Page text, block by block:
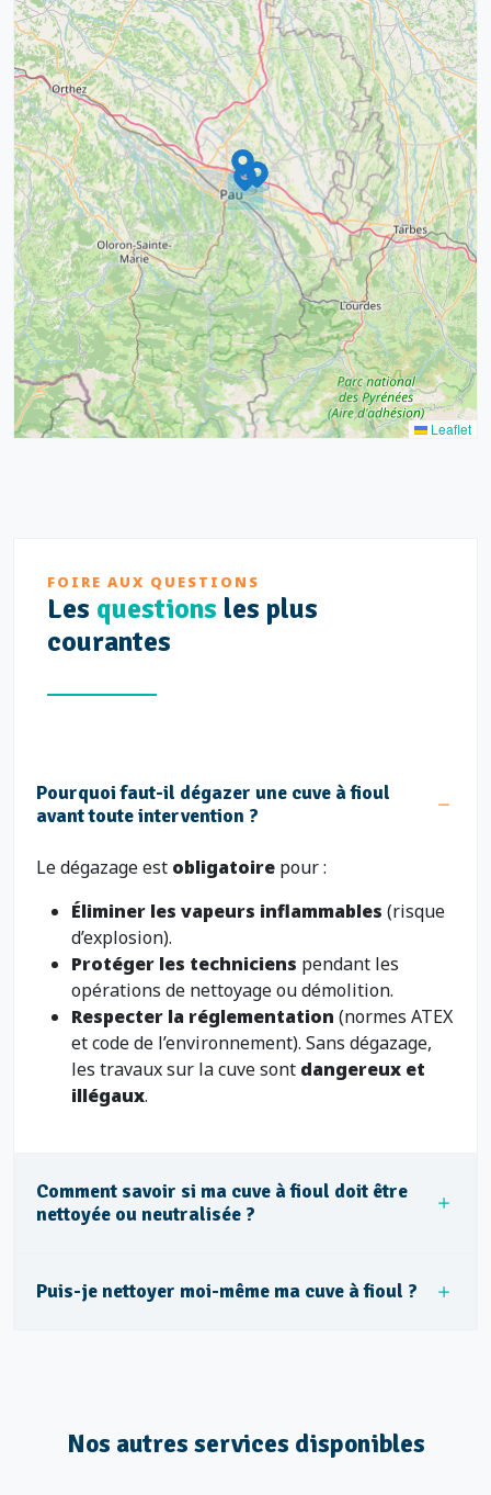
2
3
12
4
7
16
9
Leaflet
FOIRE AUX QUESTIONS
Les questions les plus
courantes
Pourquoi faut-il dégazer une cuve à fioul
avant toute intervention ?
Le dégazage est obligatoire pour :
Éliminer les vapeurs inflammables (risque
d’explosion).
Protéger les techniciens pendant les
opérations de nettoyage ou démolition.
Respecter la réglementation (normes ATEX
et code de l’environnement). Sans dégazage,
les travaux sur la cuve sont dangereux et
illégaux.
Comment savoir si ma cuve à fioul doit être
nettoyée ou neutralisée ?
Puis-je nettoyer moi-même ma cuve à fioul ?
Nos autres services disponibles